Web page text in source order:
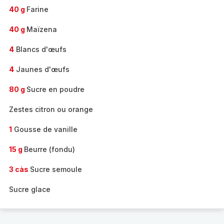
40 g Farine
40 g Maïzena
4 Blancs d'œufs
4 Jaunes d'œufs
80 g Sucre en poudre
Zestes citron ou orange
1 Gousse de vanille
15 g Beurre (fondu)
3 càs Sucre semoule
Sucre glace